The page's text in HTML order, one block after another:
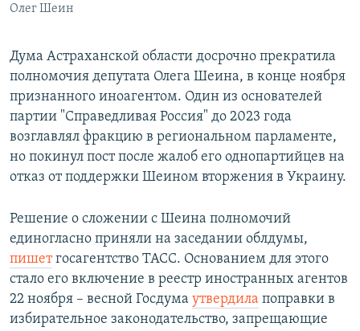
Все сайты РСЕ/РС
Олег Шеин
Дума Астраханской области досрочно прекратила
полномочия депутата Олега Шеина, в конце ноября
признанного иноагентом. Один из основателей
партии "Справедливая Россия" до 2023 года
возглавлял фракцию в региональном парламенте,
но покинул пост после жалоб его однопартийцев на
отказ от поддержки Шеином вторжения в Украину.
Решение о сложении с Шеина полномочий
единогласно приняли на заседании облдумы,
пишетгосагентство ТАСС. Основанием для этого
стало его включение в реестр иностранных агентов
22 ноября – весной Госдума утвердила поправки в
избирательное законодательство, запрещающие